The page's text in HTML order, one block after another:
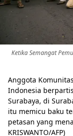
Ketika Semangat
Anggota
Indonesia
Surabaya, di
itu memicu baku
petasan yang
KRISWANTO/AFP)